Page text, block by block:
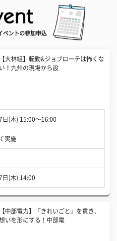
ベントの参加申込
【大林組】転勤&ジョブローテは怖くな
い！九州の現場から設
日(木) 15:00〜16:00
実施
日(木) 14:00
【中部電力】「きれいごと」を貫き、
いを形にする！中部電